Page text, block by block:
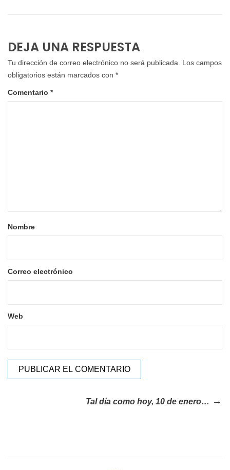
DEJA UNA RESPUESTA
Tu dirección de correo electrónico no será publicada.
Los campos
obligatorios están marcados con *
Comentario *
Nombre
Correo electrónico
Web
Tal día como hoy, 10 de enero…